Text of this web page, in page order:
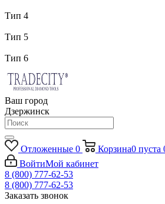
Тип 4
Тип 5
Тип 6
Ваш город
Дзержинск
Отложенные 0 Корзина0 пуста
ВойтиМой кабинет
8 (800) 777-62-53
8 (800) 777-62-53
Заказать звонок